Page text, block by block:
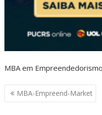
MBA em
Navegação
de
MBA-Empreend-Market